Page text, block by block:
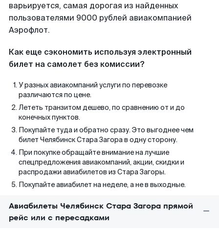
варьируется, самая дорогая из найденных
пользователями 9000 рублей авиакомпанией
Аэрофлот.
Как еще сэкономить используя электронный
билет на самолет без комиссии?
У разных авиакомпаний услуги по перевозке
различаются по цене.
Лететь транзитом дешево, по сравнению от и до
конечных пунктов.
Покупайте туда и обратно сразу. Это выгоднее чем
билет Челябинск Стара Загора в одну сторону.
При покупке обращайте внимание на лучшие
спецпредложения авиакомпаний, акции, скидки и
распродажи авиабилетов из Стара Загоры.
Покупайте авиабилет на неделе, а не в выходные.
Авиабилеты Челябинск Стара Загора прямой
рейс или с пересадками